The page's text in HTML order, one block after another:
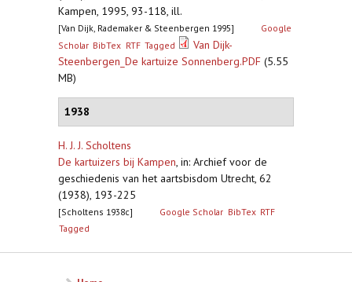
Kampen, 1995, 93-118, ill.
[Van Dijk, Rademaker & Steenbergen 1995]
Google
Scholar BibTex RTF Tagged
Van Dijk-
Steenbergen_De kartuize Sonnenberg.PDF (5.55
MB)
1938
H. J. J. Scholtens
De kartuizers bij Kampen, in: Archief voor de
geschiedenis van het aartsbisdom Utrecht, 62
(1938), 193-225
[Scholtens 1938c] Google Scholar BibTex RTF
Tagged